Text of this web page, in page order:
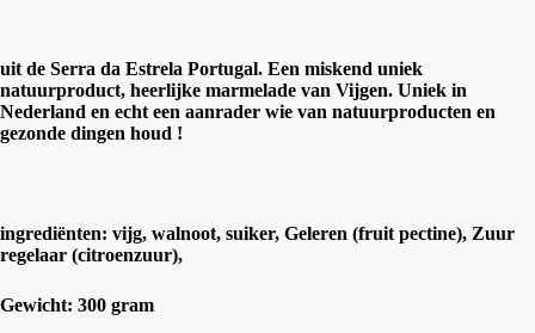
uit de Serra da Estrela Portugal. Een miskend uniek
natuurproduct, heerlijke marmelade van Vijgen. Uniek in
Nederland en echt een aanrader wie van natuurproducten en
gezonde dingen houd !
ingrediënten: vijg, walnoot, suiker, Geleren (fruit pectine), Zuur
regelaar (citroenzuur),
Gewicht: 300 gram